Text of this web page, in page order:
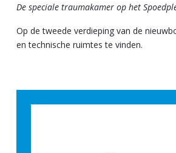
De speciale traumakamer op het
Op de tweede verdieping van de
en technische ruimtes te vinden.